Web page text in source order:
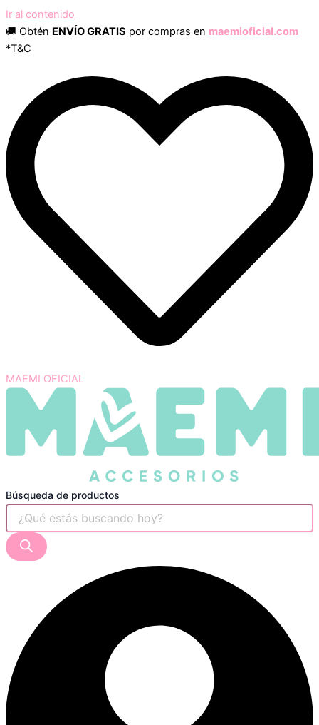
Ir al contenido
🚚 Obtén ENVÍO GRATIS por compras en maemioficial.com
*T&C
MAEMI OFICIAL
Búsqueda de productos